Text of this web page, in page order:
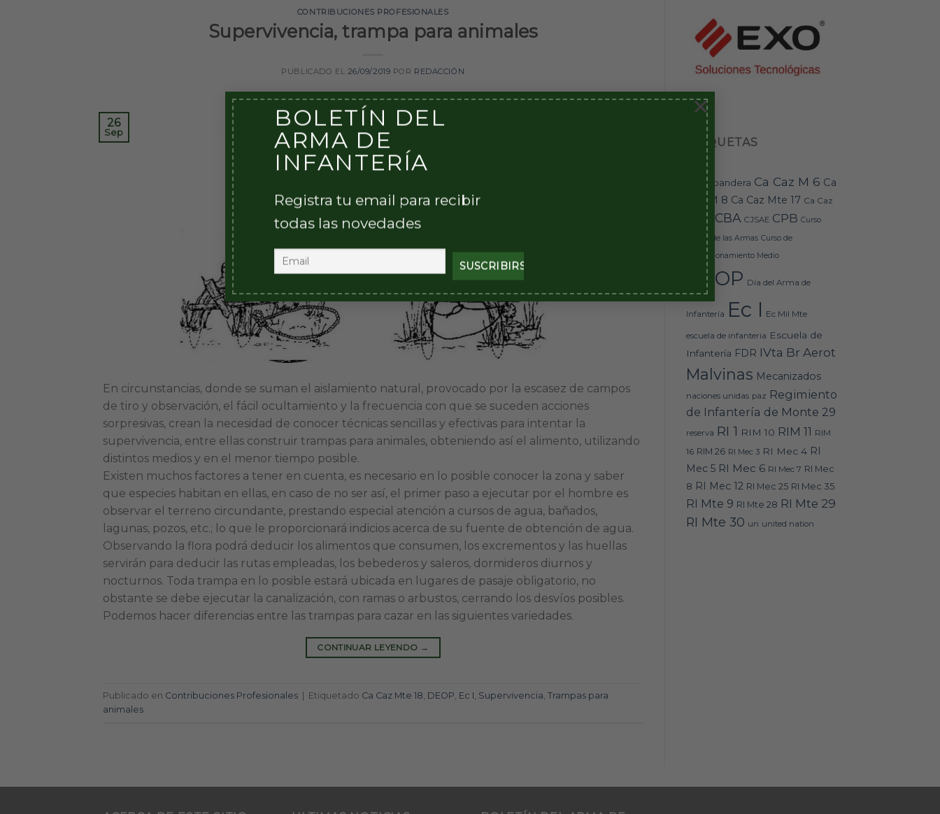
BOLETÍN DEL
ARMA DE
INFANTERÍA
Registra tu email para recibir
todas las novedades
×
CONTRIBUCIONES PROFESIONALES
Supervivencia, trampa para animales
PUBLICADO EL 26/09/2019 POR REDACCIÓN
26
Sep
En circunstancias, donde se suman el aislamiento natural, provocado por la escasez de campos
de tiro y observación, el fácil ocultamiento y la frecuencia con que se suceden acciones
sorpresivas, crean la necesidad de conocer técnicas sencillas y efectivas para intentar la
supervivencia, entre ellas construir trampas para animales, obteniendo así el alimento, utilizando
distintos medios y en el menor tiempo posible.
Existen muchos factores a tener en cuenta, es necesario en lo posible conocer la zona y saber
que especies habitan en ellas, en caso de no ser así, el primer paso a ejecutar por el hombre es
observar el terreno circundante, prestando especial atención a cursos de agua, bañados,
lagunas, pozos, etc.; lo que le proporcionará indicios acerca de su fuente de obtención de agua.
Observando la flora podrá deducir los alimentos que consumen, los excrementos y las huellas
servirán para deducir las rutas empleadas, los bebederos y saleros, dormideros diurnos y
nocturnos. Toda trampa en lo posible estará ubicada en lugares de pasaje obligatorio, no
obstante se debe ejecutar la canalización, con ramas o arbustos, cerrando los desvíos posibles.
Podemos hacer diferencias entre las trampas para cazar en las siguientes variedades.
CONTINUAR LEYENDO →
Publicado en Contribuciones Profesionales Etiquetado Ca Caz Mte 18 DEOP Ec I Supervivencia Trampas para
animales
ETIQUETAS
BAI-11 bandera Ca Caz M 6 Ca
Caz M 8 Ca Caz Mte 17 Ca Caz
Mte 18
CBA CJSAE CPB Curso
Básico de las Armas Curso de
Perfeccionamiento Medio
DEOP Día del Arma de
Infantería Ec I Ec Mil Mte
escuela de infanteria Escuela de
Infantería FDR IVta Br Aerot
Malvinas Mecanizados
naciones unidas paz Regimiento
de Infantería de Monte 29
reserva RI 1 RIM 10 RIM 11 RIM
16 RIM 26 RI Mec 3 RI Mec 4 RI
Mec 5 RI Mec 6 RI Mec 7 RI Mec
8 RI Mec 12 RI Mec 25 RI Mec 35
RI Mte 9 RI Mte 28 RI Mte 29
RI Mte 30 un united nation